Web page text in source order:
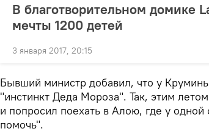
В благотворительном домике
мечты 1200 детей
3 января 2017, 20:15
Бывший министр добавил, что у
"инстинкт Деда Мороза". Так, этим
и попросил поехать в Алою, где у
помочь".